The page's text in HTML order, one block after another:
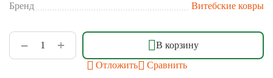
Бренд Витебские ковры
+
−
В корзину
Отложить
Сравнить